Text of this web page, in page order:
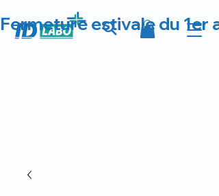
Fermeture estivale du 1er